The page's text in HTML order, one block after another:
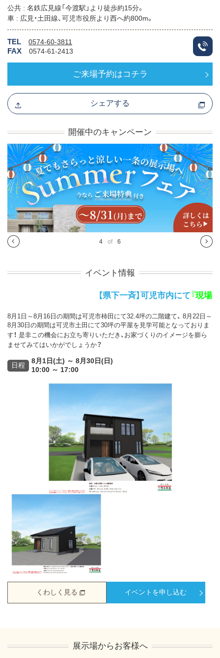
公共 : 名鉄広見線「今渡駅」より徒歩約15分。
車 : 広見・土田線、可児市役所より西へ約800m。
TEL 0574-60-3811
FAX 0574-61-2413
ご来場予約はコチラ
シェアする
開催中のキャンペーン
4 of 6
イベント情報
【県下一斉】可児市内にて『現場見学会』開
8月1日～8月16日の期間は可児市柿田にて32.4坪の二階建て、 8月22日～
8月30日の期間は可児市土田にて30坪の平屋を見学可能となっておりま
す！ 是非この機会にお立ち寄りいただき、お家づくりのイメージを膨ら
ませてみてはいかがでしょうか？
日程
8月1日(土) ～ 8月30日(日)
10:00 ～ 17:00
くわしく見る イベントを申し込む
展示場からお客様へ